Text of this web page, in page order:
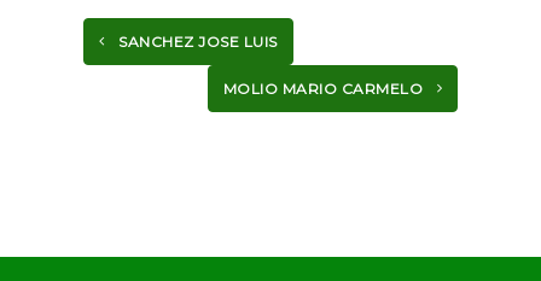
SANCHEZ JOSE LUIS
MOLIO MARIO CARMELO